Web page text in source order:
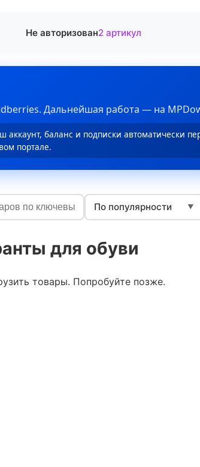
Не авторизован2 артикул
Дальнейшая работа — на
аккаунт, баланс и подписки автоматически
портале.
По популярности ▼
для обуви
товары. Попробуйте позже.